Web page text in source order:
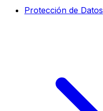
Protección de Datos